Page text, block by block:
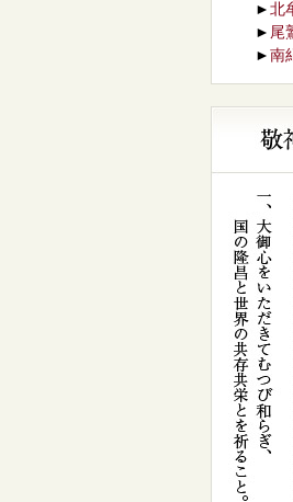
►北
► 尾
►南